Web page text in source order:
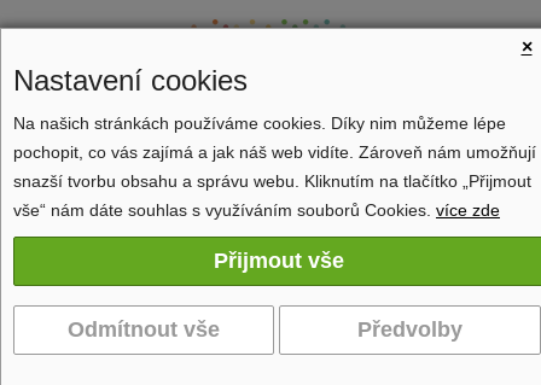
Zobrazit navigaci
×
Nastavení cookies
Na našich stránkách používáme cookies. Díky nim můžeme lépe
pochopit, co vás zajímá a jak náš web vidíte. Zároveň nám umožňují
snazší tvorbu obsahu a správu webu. Kliknutím na tlačítko „Přijmout
vše“ nám dáte souhlas s využíváním souborů Cookies. více zde